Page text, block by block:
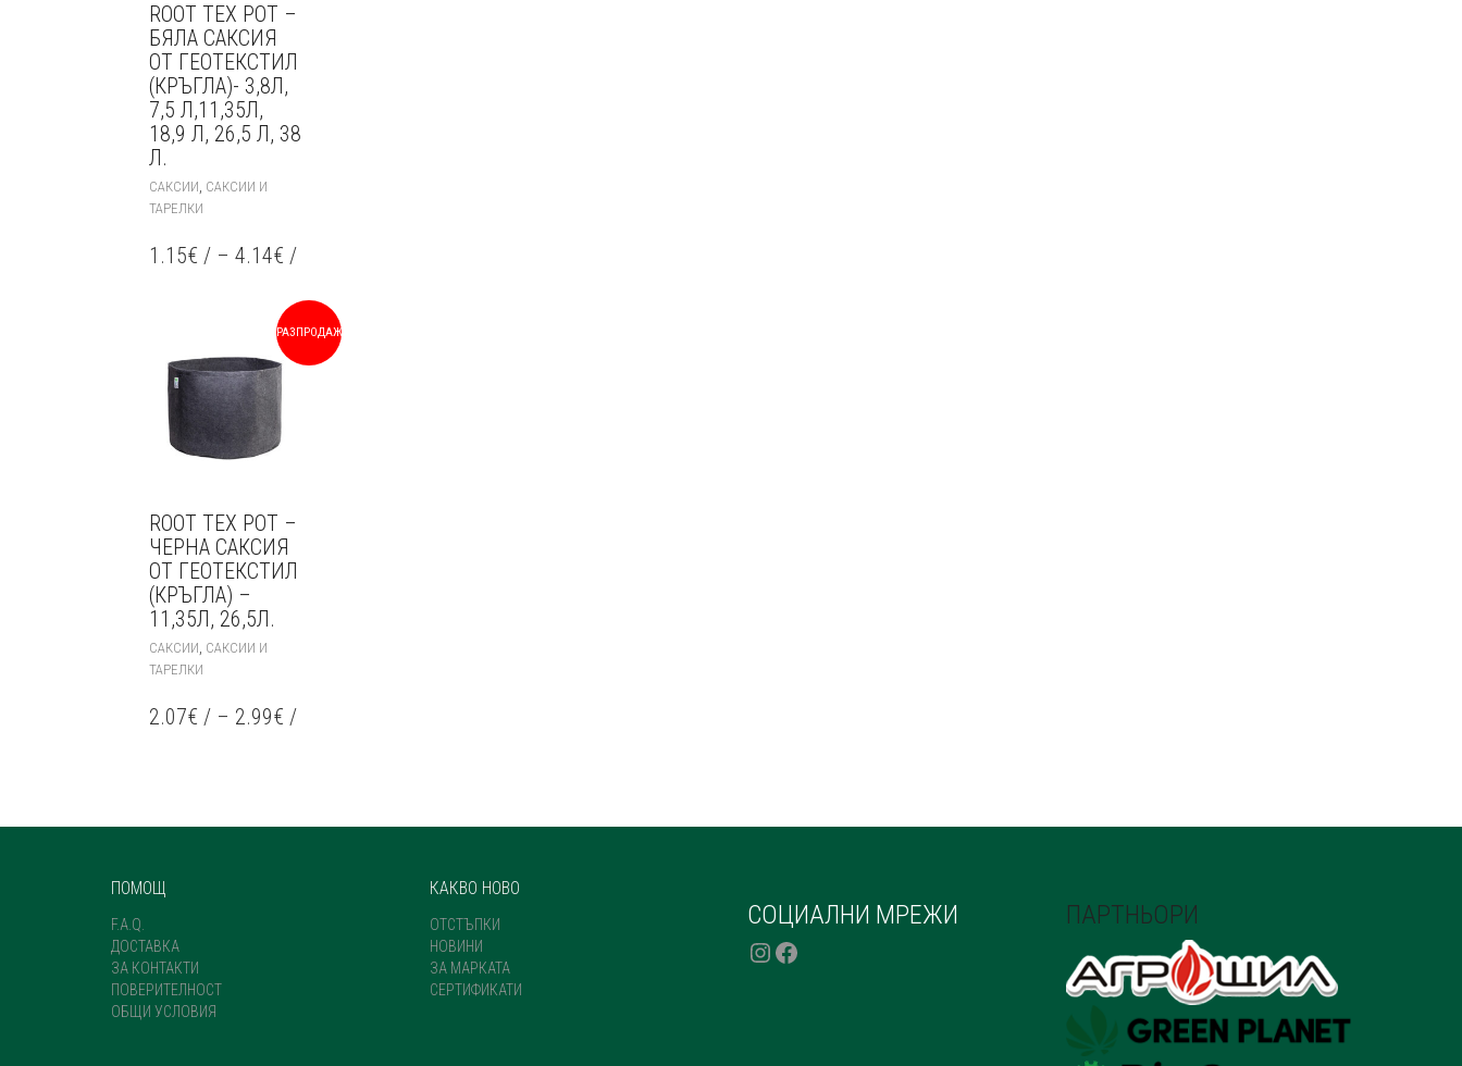
ROOT TEX POT –
БЯЛА САКСИЯ
ОТ ГЕОТЕКСТИЛ
(КРЪГЛА)- 3,8Л,
7,5 Л,11,35Л,
18,9 Л, 26,5 Л, 38
Л.
САКСИИ, САКСИИ И
ТАРЕЛКИ
OPTIONS
MAY
1.15€ / – 4.14€ /
РАЗПРОДАЖБА!
ROOT TEX POT –
ЧЕРНА САКСИЯ
ОТ ГЕОТЕКСТИЛ
(КРЪГЛА) –
11,35Л, 26,5Л.
САКСИИ САКСИИ И
ТАРЕЛКИ
2.07€ / – 2.99€ /
ПОМОЩ
F.A.Q.
ДОСТАВКА
ЗА КОНТАКТИ
ПОВЕРИТЕЛНОСТ
ОБЩИ УСЛОВИЯ
КАКВО НОВО
ОТСТЪПКИ
НОВИНИ
ЗА МАРКАТА
СЕРТИФИКАТИ
СОЦИАЛНИ МРЕЖИ
INSTAGRAM
FACEBOOK
ПАРТНЬОРИ